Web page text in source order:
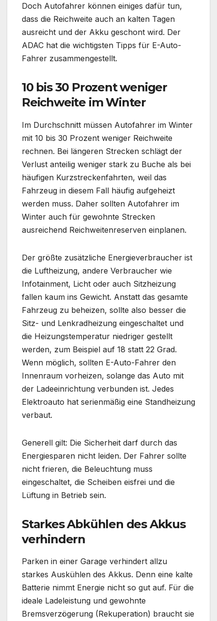
Doch Autofahrer können einiges dafür tun,
dass die Reichweite auch an kalten Tagen
ausreicht und der Akku geschont wird. Der
ADAC hat die wichtigsten Tipps für E-Auto-
Fahrer zusammengestellt.
10 bis 30 Prozent weniger
Reichweite im Winter
Im Durchschnitt müssen Autofahrer im Winter
mit 10 bis 30 Prozent weniger Reichweite
rechnen. Bei längeren Strecken schlägt der
Verlust anteilig weniger stark zu Buche als bei
häufigen Kurzstreckenfahrten, weil das
Fahrzeug in diesem Fall häufig aufgeheizt
werden muss. Daher sollten Autofahrer im
Winter auch für gewohnte Strecken
ausreichend Reichweitenreserven einplanen.
Der größte zusätzliche Energieverbraucher ist
die Luftheizung, andere Verbraucher wie
Infotainment, Licht oder auch Sitzheizung
fallen kaum ins Gewicht. Anstatt das gesamte
Fahrzeug zu beheizen, sollte also besser die
Sitz- und Lenkradheizung eingeschaltet und
die Heizungstemperatur niedriger gestellt
werden, zum Beispiel auf 18 statt 22 Grad.
Wenn möglich, sollten E-Auto-Fahrer den
Innenraum vorheizen, solange das Auto mit
der Ladeeinrichtung verbunden ist. Jedes
Elektroauto hat serienmäßig eine Standheizung
verbaut.
Generell gilt: Die Sicherheit darf durch das
Energiesparen nicht leiden. Der Fahrer sollte
nicht frieren, die Beleuchtung muss
eingeschaltet, die Scheiben eisfrei und die
Lüftung in Betrieb sein.
Starkes Abkühlen des Akkus
verhindern
Parken in einer Garage verhindert allzu
starkes Auskühlen des Akkus. Denn eine kalte
Batterie nimmt Energie nicht so gut auf. Für die
ideale Ladeleistung und gewohnte
Bremsverzögerung (Rekuperation) braucht sie